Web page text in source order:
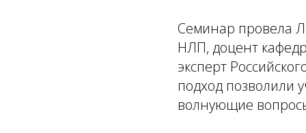
Семинар провела
НЛП, доцент
эксперт
подход позволили
волнующие